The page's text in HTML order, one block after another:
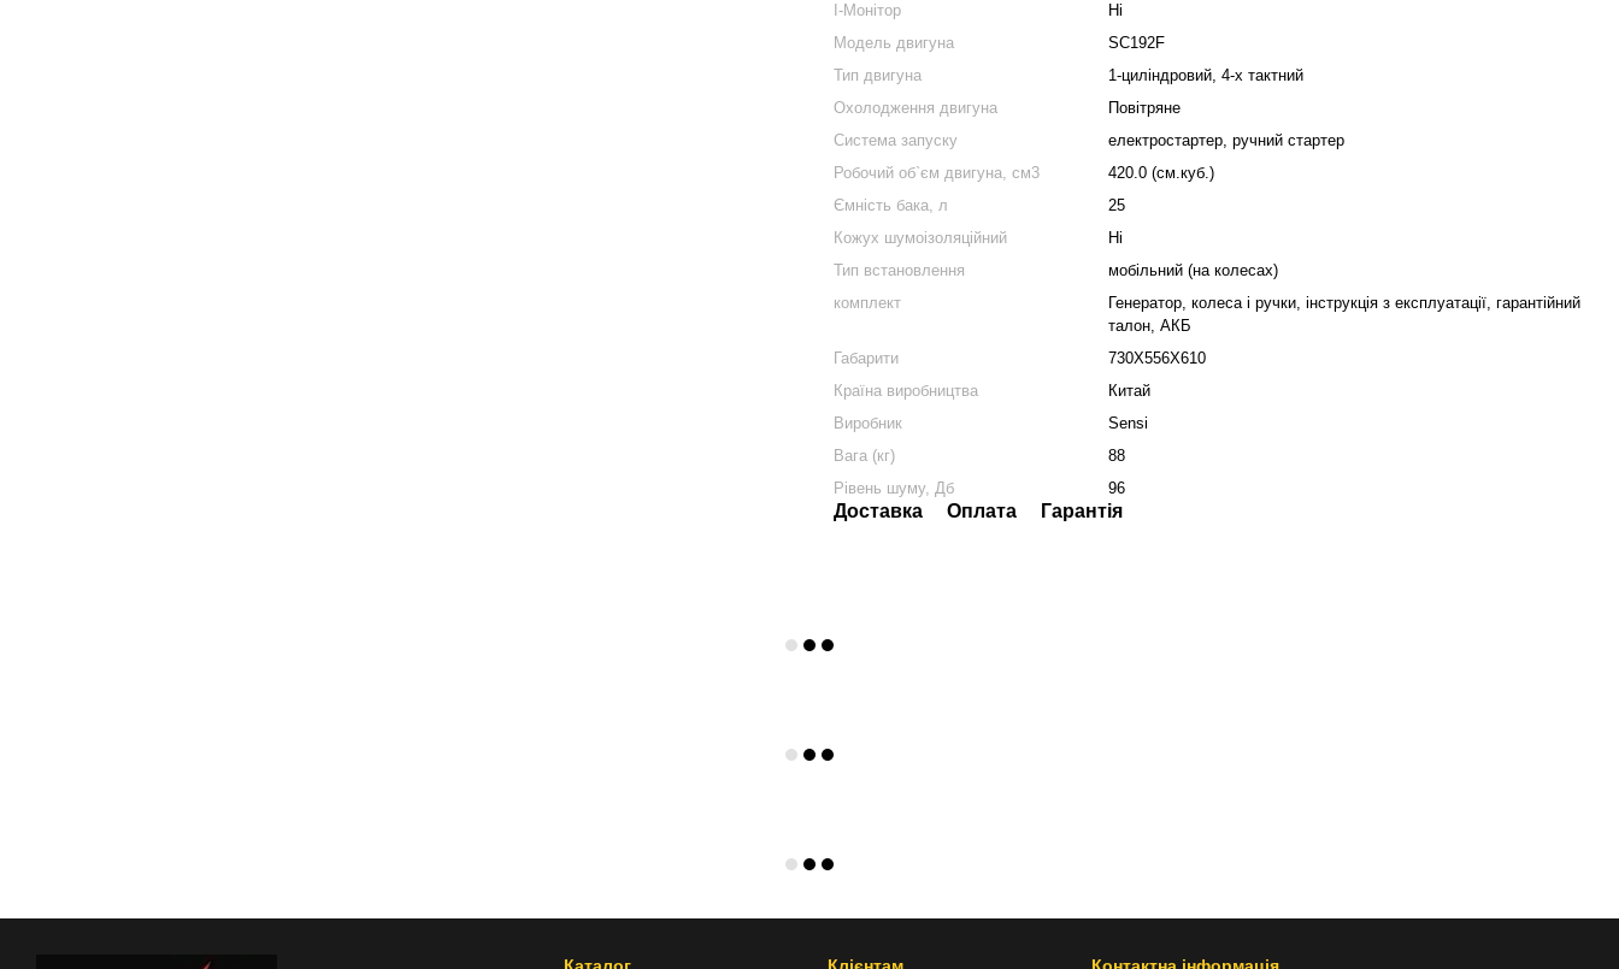
I-Монітор
Ні
Модель двигуна
SC192F
Тип двигуна
1-циліндровий, 4-х тактний
Охолодження двигуна
Повітряне
Система запуску
електростартер, ручний стартер
Робочий об`єм двигуна, см3
420.0 (см.куб.)
Ємність бака, л
25
Кожух шумоізоляційний
Ні
Тип встановлення
мобільний (на колесах)
комплект
Генератор, колеса і ручки, інструкція з експлуатації, гарантійний
талон, АКБ
Габарити
730Х556Х610
Країна виробництва
Китай
Виробник
Sensi
Вага (кг)
88
Рівень шуму, Дб
96
Доставка Оплата Гарантія